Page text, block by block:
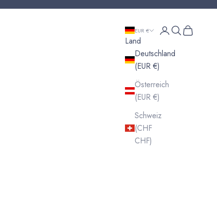
EUR €
Land
Deutschland
(EUR €)
Österreich
(EUR €)
Schweiz
(CHF
CHF)
Anmelden
SuchenWarenkorb